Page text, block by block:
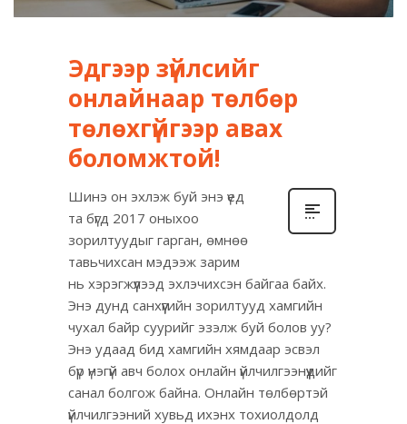
Эдгээр зүйлсийг
онлайнаар төлбөр
төлөхгүйгээр авах
боломжтой!
Шинэ он эхлэж буй энэ үед
та бүгд 2017 оныхоо
зорилтуудыг гарган, өмнөө
тавьчихсан мэдээж зарим
нь хэрэгжүүлээд эхлэчихсэн байгаа байх.
Энэ дунд санхүүгийн зорилтууд хамгийн
чухал байр суурийг эзэлж буй болов уу?
Энэ удаад бид хамгийн хямдаар эсвэл
бүр үнэгүй авч болох онлайн үйлчилгээнүүдийг
санал болгож байна. Онлайн төлбөртэй
үйлчилгээний хувьд ихэнх тохиолдолд